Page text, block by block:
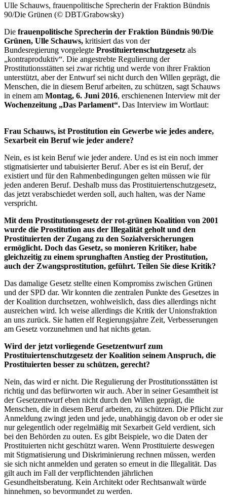
Ulle Schauws, frauenpolitische Sprecherin der Fraktion Bündnis
90/Die Grünen (© DBT/Grabowsky)
Die frauenpolitische Sprecherin der Fraktion Bündnis 90/Die
Grünen, Ulle Schauws, kritisiert das von der
Bundesregierung vorgelegte Prostituiertenschutzgesetz als
„kontraproduktiv“. Die angestrebte Regulierung der
Prostitutionsstätten sei zwar richtig und werde von ihrer Fraktion
unterstützt, aber der Entwurf sei nicht durch den Willen geprägt, die
Menschen, die in diesem Beruf arbeiten, zu schützen, sagt Schauws
in einem am Montag, 6. Juni 2016, erschienenen Interview mit der
Wochenzeitung „Das Parlament“. Das Interview im Wortlaut:
Frau Schauws, ist Prostitution ein Gewerbe wie jedes andere,
Sexarbeit ein Beruf wie jeder andere?
Nein, es ist kein Beruf wie jeder andere. Und es ist ein noch immer
stigmatisierter und tabuisierter Beruf. Aber es ist ein Beruf, der
existiert und für den Rahmenbedingungen gelten müssen wie für
jeden anderen Beruf. Deshalb muss das Prostituiertenschutzgesetz,
das jetzt verabschiedet werden soll, auch halten, was der Name
verspricht.
Mit dem Prostitutionsgesetz der rot-grünen Koalition von 2001
wurde die Prostitution aus der Illegalität geholt und den
Prostituierten der Zugang zu den Sozialversicherungen
ermöglicht. Doch das Gesetz, so monieren Kritiker, habe
gleichzeitig zu einem sprunghaften Anstieg der Prostitution,
auch der Zwangsprostitution, geführt. Teilen Sie diese Kritik?
Das damalige Gesetz stellte einen Kompromiss zwischen Grünen
und der SPD dar. Wir konnten die zentralen Punkte des Gesetzes in
der Koalition durchsetzen, wohlweislich, dass dies allerdings nicht
ausreichen wird. Ich weise allerdings die Kritik der Unionsfraktion
an uns zurück. Sie hatten elf Regierungsjahre Zeit, Verbesserungen
am Gesetz vorzunehmen und hat nichts getan.
Wird der jetzt vorliegende Gesetzentwurf zum
Prostituiertenschutzgesetz der Koalition seinem Anspruch, die
Prostituierten besser zu schützen, gerecht?
Nein, das wird er nicht. Die Regulierung der Prostitutionsstätten ist
richtig und das befürworten wir auch. Aber in seiner Gesamtheit ist
der Gesetzentwurf eben nicht durch den Willen geprägt, die
Menschen, die in diesem Beruf arbeiten, zu schützen. Die Pflicht zur
Anmeldung zwingt jeden und jede, unabhängig davon ob er oder sie
nur gelegentlich oder regelmäßig mit Sexarbeit Geld verdient, sich
bei den Behörden zu outen. Es gibt Beispiele, wo die Daten der
Prostituierten nicht geschützt waren. Wenn Prostituierte deswegen
mit Stigmatisierung und Diskriminierung rechnen müssen, werden
sie sich nicht anmelden und geraten so erneut in die Illegalität. Das
gilt auch im Fall der verpflichtenden jährlichen
Gesundheitsberatung. Kein Architekt oder Rechtsanwalt würde
hinnehmen, so bevormundet zu werden.